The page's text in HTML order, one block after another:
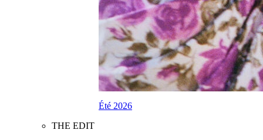
Été 2026
THE EDIT